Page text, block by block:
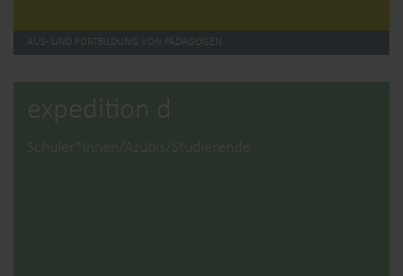
AUS- UND FORTBILDUNG VON PÄDAGOGEN
expedition d
Schüler*innen/Azubis/Studierende